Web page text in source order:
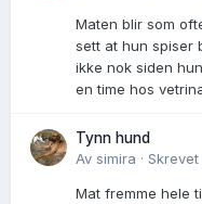
Maten blir som
sett at hun spiser
ikke nok siden
en time hos
Tynn hund
Av simira · Skrevet
Mat fremme hele